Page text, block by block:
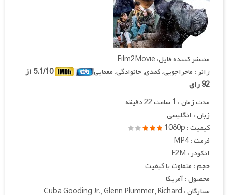
منتشر کننده فایل: Film2Movie
ژانر : ماجراجویی, کمدی, خانوادگی, معمایی
5.1/10 از
92 رای
مدت زمان : 1 ساعت 22 دقیقه
زبان : انگلیسی
کیفیت : 1080p
فرمت : MP4
انکودر : F2M
حجم : متفاوت با کیفیت
محصول : آمریکا
ستارگان : Cuba Gooding Jr., Glenn Plummer, Richard